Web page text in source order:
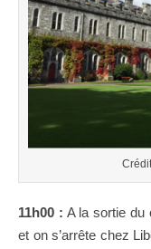
11h00 : A la sortie du
et on s’arrête chez